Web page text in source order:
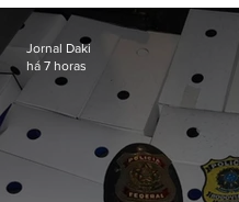
Fluminense
Jornal Daki
há 7 horas